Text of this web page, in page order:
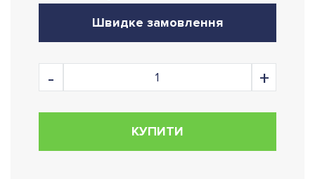
Швидке замовлення
КУПИТИ